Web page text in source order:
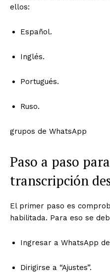
ellos:
Español.
Inglés.
Portugués.
Ruso.
grupos de WhatsApp
Paso a paso
transcripción
El primer paso es
habilitada. Para eso se
Ingresar a WhatsApp
Dirigirse a “Ajustes”.